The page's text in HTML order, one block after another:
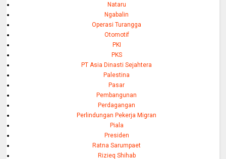
Nataru
Ngabalin
Operasi Turangga
Otomotif
PKI
PKS
PT Asia Dinasti Sejahtera
Palestina
Pasar
Pembangunan
Perdagangan
Perlindungan Pekerja Migran
Piala
Presiden
Ratna Sarumpaet
Rizieq Shihab